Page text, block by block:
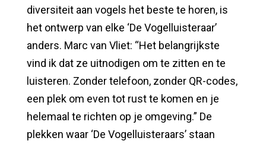
diversiteit aan vogels het beste te horen, is
het ontwerp van elke ‘De Vogelluisteraar’
anders. Marc van Vliet: “Het belangrijkste
vind ik dat ze uitnodigen om te zitten en te
luisteren. Zonder telefoon, zonder QR-codes,
een plek om even tot rust te komen en je
helemaal te richten op je omgeving.” De
plekken waar ‘De Vogelluisteraars’ staan